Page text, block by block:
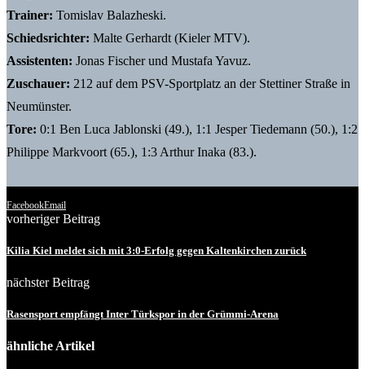
Trainer: Tomislav Balazheski.
Schiedsrichter: Malte Gerhardt (Kieler MTV).
Assistenten: Jonas Fischer und Mustafa Yavuz.
Zuschauer: 212 auf dem PSV-Sportplatz an der Stettiner Straße in
Neumünster.
Tore: 0:1 Ben Luca Jablonski (49.), 1:1 Jesper Tiedemann (50.), 1:2
Philippe Markvoort (65.), 1:3 Arthur Inaka (83.).
FacebookEmail
vorheriger Beitrag
Kilia Kiel meldet sich mit 3:0-Erfolg gegen Kaltenkirchen zurück
nächster Beitrag
Rasensport empfängt Inter Türkspor in der Grümmi-Arena
ähnliche Artikel